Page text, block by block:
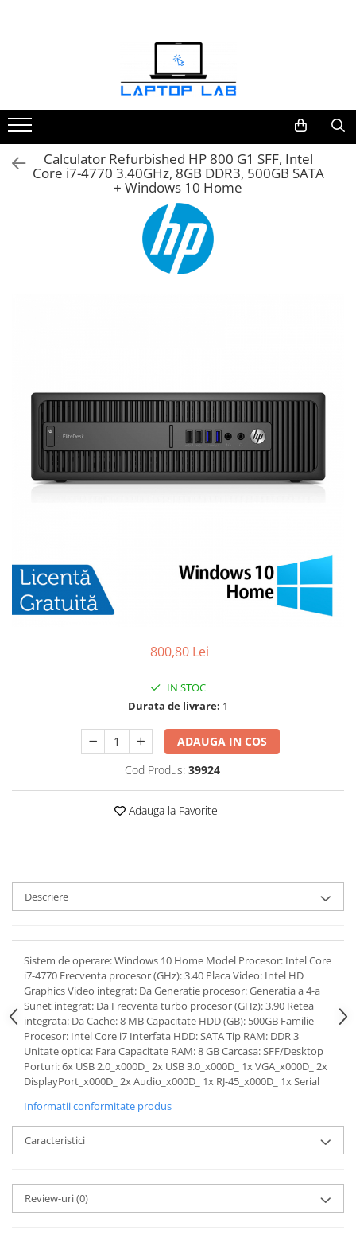
Mouseuri
Încărcătoare
Calculator Refurbished HP 800 G1 SFF, Intel
Core i7-4770 3.40GHz, 8GB DDR3, 500GB SATA
+ Windows 10 Home
800,80 Lei
IN STOC
Durata de livrare: 1
ADAUGA IN COS
Cod Produs: 39924
Adauga la Favorite
Descriere
Sistem de operare: Windows 10 Home Model Procesor: Intel Core
i7-4770 Frecventa procesor (GHz): 3.40 Placa Video: Intel HD
Graphics Video integrat: Da Generatie procesor: Generatia a 4-a
Sunet integrat: Da Frecventa turbo procesor (GHz): 3.90 Retea
integrata: Da Cache: 8 MB Capacitate HDD (GB): 500GB Familie
Procesor: Intel Core i7 Interfata HDD: SATA Tip RAM: DDR 3
Unitate optica: Fara Capacitate RAM: 8 GB Carcasa: SFF/Desktop
Porturi: 6x USB 2.0_x000D_ 2x USB 3.0_x000D_ 1x VGA_x000D_ 2x
DisplayPort_x000D_ 2x Audio_x000D_ 1x RJ-45_x000D_ 1x Serial
Informatii conformitate produs
Caracteristici
Review-uri(0)